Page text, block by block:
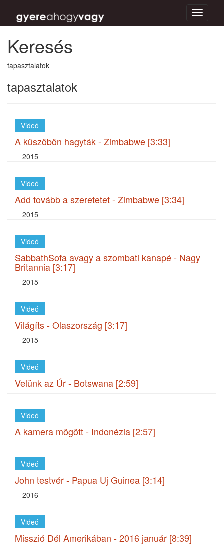
Toggle
Keresés
tapasztalatok
tapasztalatok
Videó
A küszöbön hagyták - Zimbabwe [3:33]
2015
Videó
Add tovább a szeretetet - Zimbabwe [3:34]
2015
Videó
SabbathSofa avagy a szombati kanapé - Nagy
Britannia [3:17]
2015
Videó
Világíts - Olaszország [3:17]
2015
Videó
Velünk az Úr - Botswana [2:59]
Videó
A kamera mögött - Indonézia [2:57]
Videó
John testvér - Papua Uj Guinea [3:14]
2016
Videó
Misszió Dél Amerikában - 2016 január [8:39]